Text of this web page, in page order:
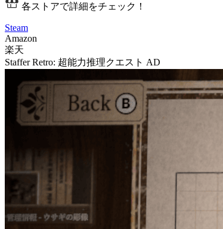
各ストアで詳細をチェック！
Steam
Amazon
楽天
Staffer Retro: 超能力推理クエスト AD